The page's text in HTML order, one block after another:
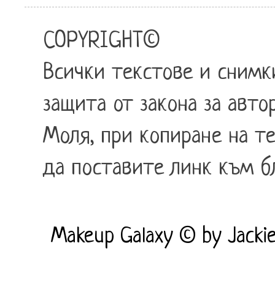
COPYRIGHT©
Всички текстове и
защита от закона за
Mоля, при копиране на
да поставите линк към
Makeup Galaxy © by